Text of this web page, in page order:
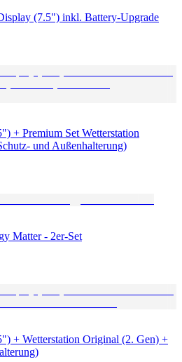
(7.5") inkl. Battery-Upgrade
+ Premium Set Wetterstation
und Außenhalterung)
Matter - 2er-Set
+ Wetterstation Original (2. Gen) +